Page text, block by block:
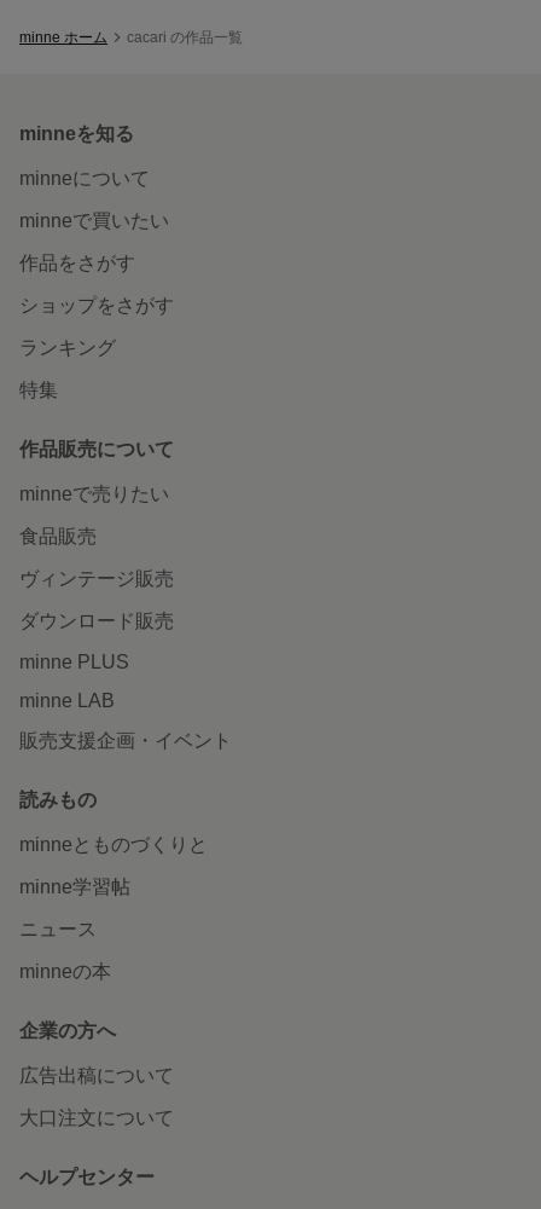
minne ホーム cacari の作品一覧
minneを知る
minneについて
minneで買いたい
作品をさがす
ショップをさがす
ランキング
特集
作品販売について
minneで売りたい
食品販売
ヴィンテージ販売
ダウンロード販売
minne PLUS
minne LAB
販売支援企画・イベント
読みもの
minneとものづくりと
minne学習帖
ニュース
minneの本
企業の方へ
広告出稿について
大口注文について
ヘルプセンター